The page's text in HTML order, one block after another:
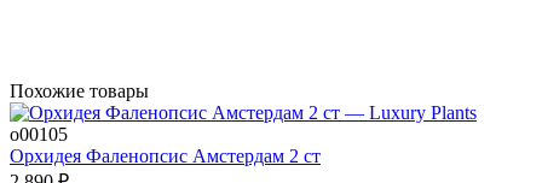
Похожие товары
о00105
Орхидея Фаленопсис Амстердам 2 ст